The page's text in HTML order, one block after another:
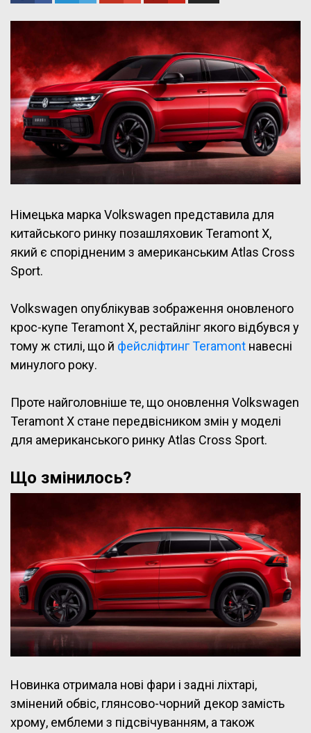
Німецька марка Volkswagen представила для
китайського ринку позашляховик Teramont X,
який є спорідненим з американським Atlas Cross
Sport.
Volkswagen опублікував зображення оновленого
крос-купе Teramont X, рестайлінг якого відбувся у
тому ж стилі, що й фейсліфтинг Teramont навесні
минулого року.
Проте найголовніше те, що оновлення Volkswagen
Teramont X стане передвісником змін у моделі
для американського ринку Atlas Cross Sport.
Що змінилось?
Новинка отримала нові фари і задні ліхтарі,
змінений обвіс, глянсово-чорний декор замість
хрому, емблеми з підсвічуванням, а також